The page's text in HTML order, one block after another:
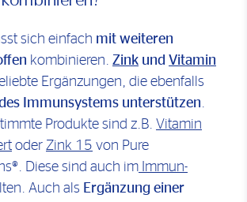
sich einfach mit weiteren
kombinieren. Zink und Vitamin
Ergänzungen, die ebenfalls
Immunsystems unterstützen.
Produkte sind z.B. Vitamin
oder Zink 15 von Pure
Diese sind auch im Immun-
Auch als Ergänzung einer